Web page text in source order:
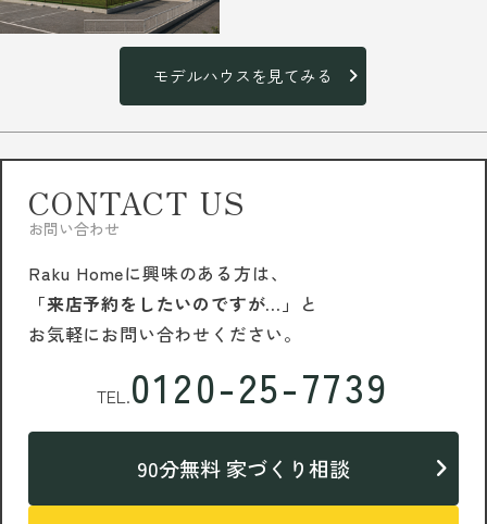
モデルハウスを見てみる
CONTACT US
お問い合わせ
Raku Homeに興味のある方は、
「来店予約をしたいのですが…」 と
お気軽にお問い合わせください。
TEL.0120-25-7739
90分無料 家づくり相談